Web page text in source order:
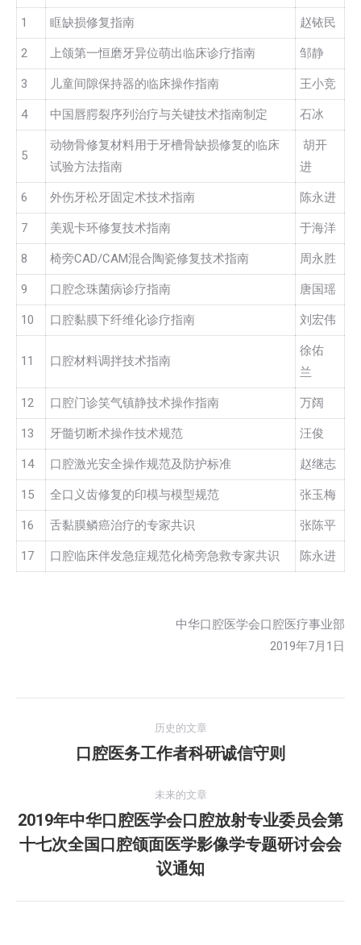
1 眶缺损修复指南 赵铱民
2 上颌第一恒磨牙异位萌出临床诊疗指南 邹静
3 儿童间隙保持器的临床操作指南 王小竞
4 中国唇腭裂序列治疗与关键技术指南制定 石冰
5
动物骨修复材料用于牙槽骨缺损修复的临床
试验方法指南
胡开
进
6 外伤牙松牙固定术技术指南 陈永进
7 美观卡环修复技术指南 于海洋
8 椅旁CAD/CAM混合陶瓷修复技术指南 周永胜
9 口腔念珠菌病诊疗指南 唐国瑶
10 口腔黏膜下纤维化诊疗指南 刘宏伟
11 口腔材料调拌技术指南
徐佑
兰
12 口腔门诊笑气镇静技术操作指南 万阔
13 牙髓切断术操作技术规范 汪俊
14 口腔激光安全操作规范及防护标准 赵继志
15 全口义齿修复的印模与模型规范 张玉梅
16 舌黏膜鳞癌治疗的专家共识 张陈平
17 口腔临床伴发急症规范化椅旁急救专家共识 陈永进
中华口腔医学会口腔医疗事业部
2019年7月1日
航
历史的文章
历
的
文
章：
口腔医务工作者科研诚信守则
未来的文章
未
来
2019年中华口腔医学会口腔放射专业委员会第
十七次全国口腔颌面医学影像学专题研讨会会
议通知